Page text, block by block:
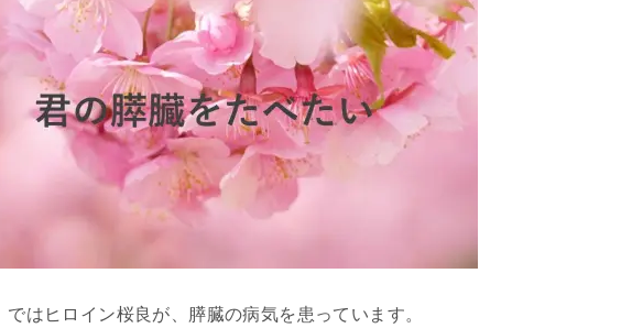
ではヒロイン桜良が、膵臓の病気を患っています。